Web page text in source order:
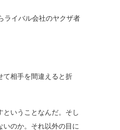
ライバル会社のヤクザ者
相手を間違えると折
いうことなんだ。そし
のか。それ以外の目に